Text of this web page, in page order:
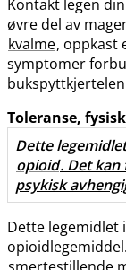
Kontakt legen
øvre del av
kvalme, oppkast
symptomer
Toleranse,
Dette
opioid. Det
psykisk
Dette legemidlet